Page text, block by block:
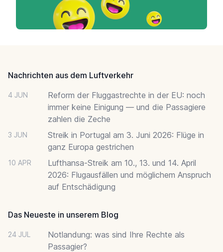
Nachrichten aus dem Luftverkehr
4 JUN
Reform der Fluggastrechte in der EU: noch
immer keine Einigung — und die Passagiere
zahlen die Zeche
3 JUN
Streik in Portugal am 3. Juni 2026: Flüge in
ganz Europa gestrichen
10 APR
Lufthansa-Streik am 10., 13. und 14. April
2026: Flugausfällen und möglichem Anspruch
auf Entschädigung
Das Neueste in unserem Blog
24 JUL
Notlandung: was sind Ihre Rechte als
Passagier?